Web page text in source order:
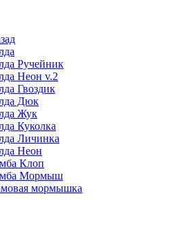
Ручейник
Неон v.2
Гвоздик
Дюк
Жук
Куколка
Личинка
Неон
Клоп
Мормыш
мормышка